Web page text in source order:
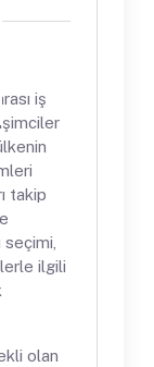
iş
takip
ilgili
olan